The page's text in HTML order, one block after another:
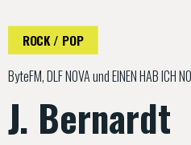
ROCK / POP
ByteFM, DLF NOVA und EINEN HAB ICH
J. Bernardt